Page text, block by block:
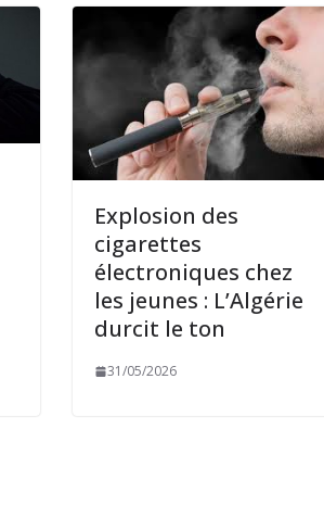
Explosion des
cigarettes
électroniques chez
les jeunes : L’Algérie
durcit le ton
31/05/2026